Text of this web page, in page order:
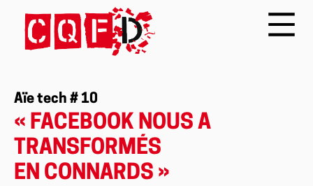
Aïe tech # 10
« FACEBOOK NOUS A
TRANSFORMÉS
EN CONNARDS »